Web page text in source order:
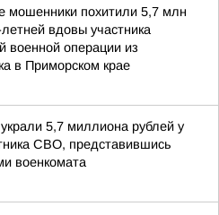
мошенники похитили 5,7 млн
вдовы участника
военной операции из
в Приморском крае
5,7 миллиона рублей у
СВО, представившись
военкомата